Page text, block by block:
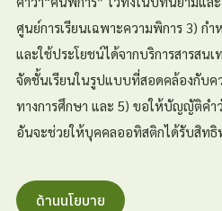
ศูนย์การเรียนเฉพาะความพิการ 3) ก
และใช้ประโยชน์ได้จากบริการสารสน
จัดชั้นเรียนในรูปแบบที่สอดคล้องกับค
ทางการศึกษา และ 5) ขอให้บัญญัติคำ
อันจะช่วยให้บุคคลออทิสติกได้รับสิทธิ
ด้านนโยบาย